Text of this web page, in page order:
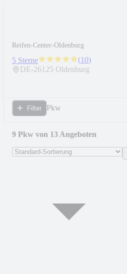
Reifen-Center-Oldenburg
5 Sterne (10)
DE-26125 Oldenburg
Filter Pkw
9 Pkw von 13 Angeboten